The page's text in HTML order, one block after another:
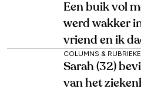
Een buik vol
werd wakker
vriend en ik
COLUMNS &
Sarah (32)
van het